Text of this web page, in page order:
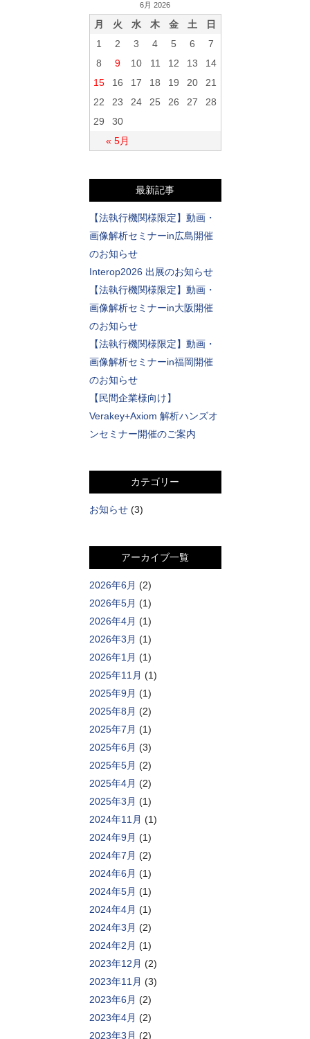
6月 2026
月 火 水 木 金 土 日
« 5月
1 2 3 4 5 6
7
8
9 10 11 12 13
14
15
16 17 18 19 20
21
22
23 24 25 26 27
28
29
30
最新記事
【法執行機関様限定】動画・
画像解析セミナーin広島開催
のお知らせ
Interop2026 出展のお知らせ
【法執行機関様限定】動画・
画像解析セミナーin大阪開催
のお知らせ
【法執行機関様限定】動画・
画像解析セミナーin福岡開催
のお知らせ
【民間企業様向け】
Verakey+Axiom 解析ハンズオ
ンセミナー開催のご案内
カテゴリー
お知らせ(3)
アーカイブ一覧
2026年6月 (2)
2026年5月 (1)
2026年4月 (1)
2026年3月 (1)
2026年1月 (1)
2025年11月 (1)
2025年9月 (1)
2025年8月 (2)
2025年7月 (1)
2025年6月 (3)
2025年5月 (2)
2025年4月 (2)
2025年3月 (1)
2024年11月 (1)
2024年9月 (1)
2024年7月 (2)
2024年6月 (1)
2024年5月 (1)
2024年4月 (1)
2024年3月 (2)
2024年2月 (1)
2023年12月 (2)
2023年11月 (3)
2023年6月 (2)
2023年4月 (2)
2023年3月 (2)